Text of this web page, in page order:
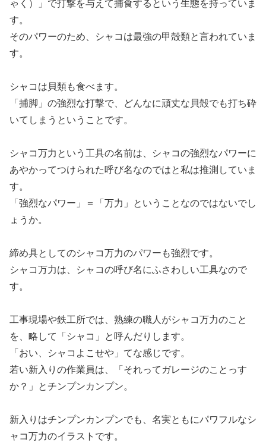
ゃく）」で打撃を与えて捕食するという生態を持っていま
す。
そのパワーのため、シャコは最強の甲殻類と言われていま
す。
シャコは貝類も食べます。
「捕脚」の強烈な打撃で、どんなに頑丈な貝殻でも打ち砕
いてしまうということです。
シャコ万力という工具の名前は、シャコの強烈なパワーに
あやかってつけられた呼び名なのではと私は推測していま
す。
「強烈なパワー」＝「万力」ということなのではないでし
ょうか。
締め具としてのシャコ万力のパワーも強烈です。
シャコ万力は、シャコの呼び名にふさわしい工具なので
す。
工事現場や鉄工所では、熟練の職人がシャコ万力のこと
を、略して「シャコ」と呼んだりします。
「おい、シャコよこせや」てな感じです。
若い新入りの作業員は、「それってガレージのことっす
か？」とチンプンカンプン。
新入りはチンプンカンプンでも、名実ともにパワフルなシ
ャコ万力のイラストです。